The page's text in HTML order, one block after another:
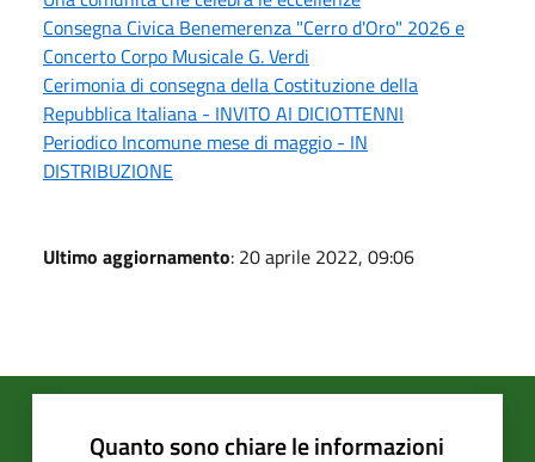
Consegna Civica Benemerenza "Cerro d'Oro" 2026 e
Concerto Corpo Musicale G. Verdi
Cerimonia di consegna della Costituzione della
Repubblica Italiana - INVITO AI DICIOTTENNI
Periodico Incomune mese di maggio - IN
DISTRIBUZIONE
Ultimo aggiornamento: 20 aprile 2022, 09:06
Quanto sono chiare le informazioni